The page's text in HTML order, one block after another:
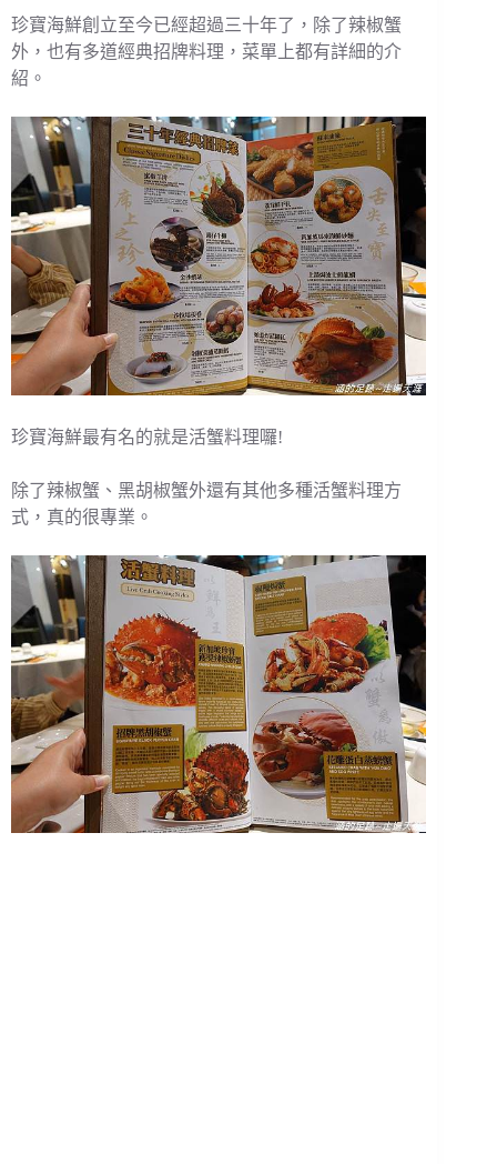
珍寶海鮮創立至今已經超過三十年了，除了辣椒蟹
外，也有多道經典招牌料理，菜單上都有詳細的介
紹。
珍寶海鮮最有名的就是活蟹料理囉!
除了辣椒蟹、黑胡椒蟹外還有其他多種活蟹料理方
式，真的很專業。